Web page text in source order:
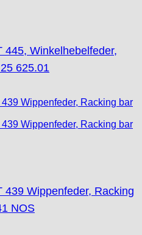
445, Winkelhebelfeder,
625.01
439 Wippenfeder, Racking
NOS